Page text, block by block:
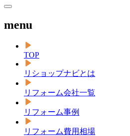
menu
TOP
リショップナビとは
リフォーム会社一覧
リフォーム事例
リフォーム費用相場